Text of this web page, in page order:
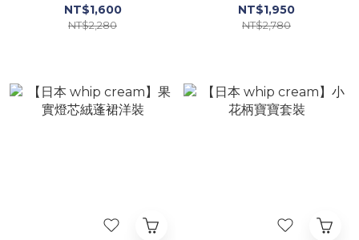
NT$1,600
NT$2,280
NT$1,950
NT$2,780